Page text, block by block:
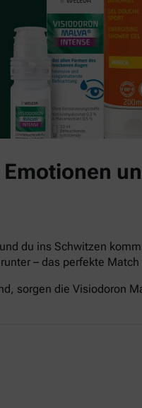
du ins Schwitzen
– das perfekte
sorgen die Visiodoron